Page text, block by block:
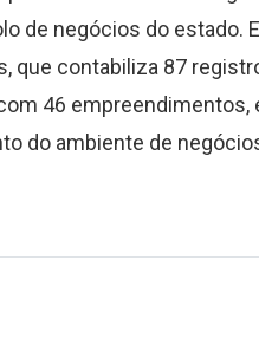
de negócios do estado.
que contabiliza 87
46 empreendimentos,
do ambiente de